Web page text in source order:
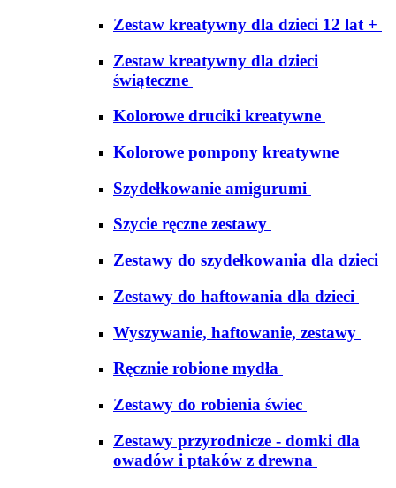
Zestaw kreatywny dla dzieci 12 lat +
Zestaw kreatywny dla dzieci
świąteczne
Kolorowe druciki kreatywne
Kolorowe pompony kreatywne
Szydełkowanie amigurumi
Szycie ręczne zestawy
Zestawy do szydełkowania dla dzieci
Zestawy do haftowania dla dzieci
Wyszywanie, haftowanie, zestawy
Ręcznie robione mydła
Zestawy do robienia świec
Zestawy przyrodnicze - domki dla
owadów i ptaków z drewna